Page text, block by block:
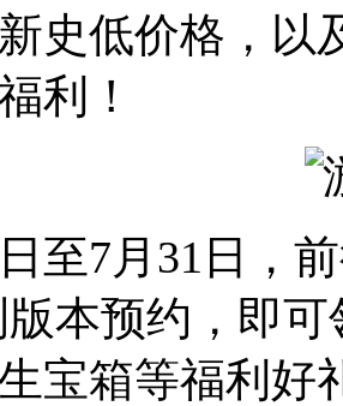
史低价格，以
利！
7月31日，前
版本预约，即
宝箱等福利好